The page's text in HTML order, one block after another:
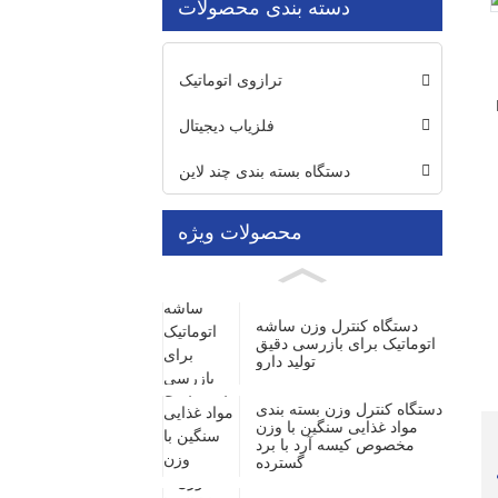
دسته بندی محصولات
ترازوی اتوماتیک
فلزیاب دیجیتال
دستگاه بسته بندی چند لاین
محصولات ویژه
دستگاه کنترل وزن ساشه
اتوماتیک برای بازرسی دقیق
تولید دارو
دستگاه کنترل وزن بسته بندی
مواد غذایی سنگین با وزن
مخصوص کیسه آرد با برد
گسترده
Loading...
Loading...